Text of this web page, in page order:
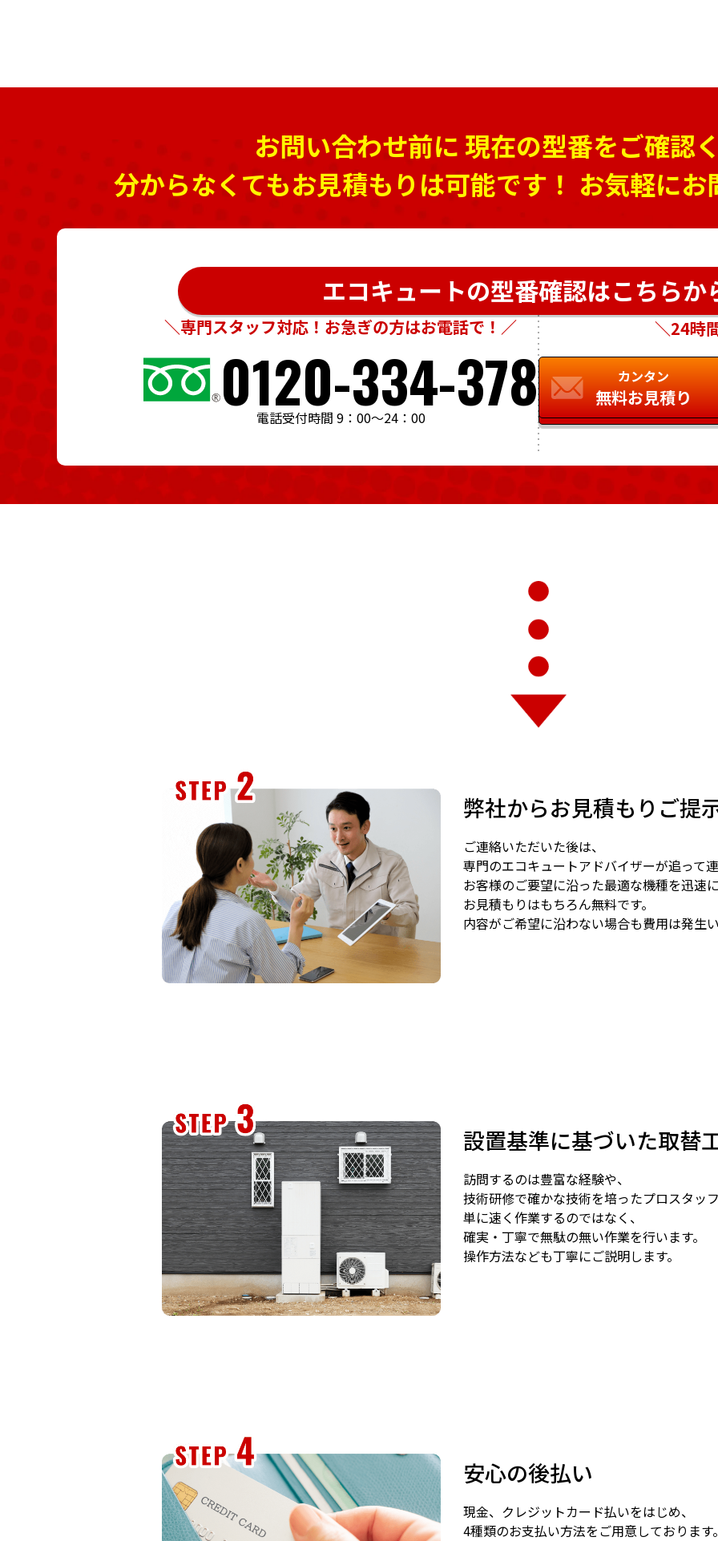
お問い合わせ前に現在の型番をご確認
分からなくてもお見積もりは可能です！ お気軽に
エコキュートの型番確認はこちらか
＼専門スタッフ対応！お急ぎの方はお電話で！／
0120-334-378
電話受付時間 9：00～24：00
＼24時
カンタン
無料お見積り
弊社からお見積もりご提
ご連絡いただいた後は、
専門のエコキュートアドバイザーが追って
お客様のご要望に沿った最適な機種を迅速
お見積もりはもちろん無料です。
内容がご希望に沿わない場合も費用は発生
設置基準に基づいた取替
訪問するのは豊富な経験や、
技術研修で確かな技術を培ったプロスタッ
単に速く作業するのではなく、
確実・丁寧で無駄の無い作業を行います。
操作方法なども丁寧にご説明します。
安心の後払い
現金、クレジットカード払いをはじめ、
4種類のお支払い方法をご用意しております